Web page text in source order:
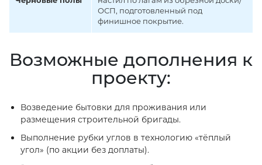
ОСП, подготовленный под
финишное покрытие.
Возможные дополнения к
проекту:
Возведение бытовки для проживания или
размещения строительной бригады.
Выполнение рубки углов в технологию «тёплый
угол» (по акции без доплаты).